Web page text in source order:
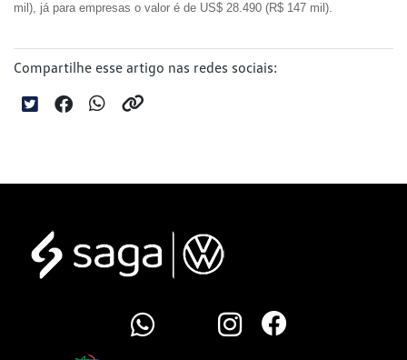
Compartilhe esse artigo nas redes sociais: